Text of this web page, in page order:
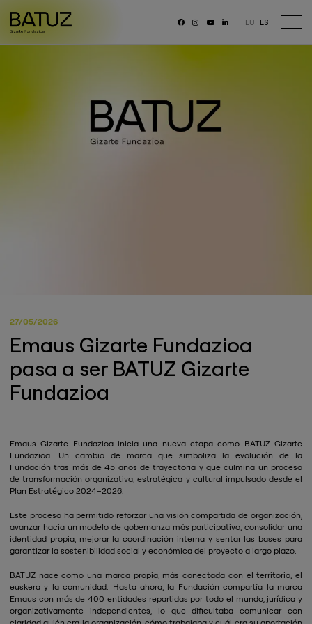
Misión, Visión, Principios
Portal de transparencia
EU ES
27/05/2026
Emaus Gizarte Fundazioa
pasa a ser BATUZ Gizarte
Fundazioa
Emaus Gizarte Fundazioa inicia una nueva etapa como BATUZ Gizarte
Fundazioa. Un cambio de marca que simboliza la evolución de la
Fundación tras más de 45 años de trayectoria y que culmina un proceso
de transformación organizativa, estratégica y cultural impulsado desde el
Plan Estratégico 2024–2026.
Este proceso ha permitido reforzar una visión compartida de organización,
avanzar hacia un modelo de gobernanza más participativo, consolidar una
identidad propia, mejorar la coordinación interna y sentar las bases para
garantizar la sostenibilidad social y económica del proyecto a largo plazo.
BATUZ nace como una marca propia, más conectada con el territorio, el
euskera y la comunidad. Hasta ahora, la Fundación compartía la marca
Emaus con más de 400 entidades repartidas por todo el mundo, jurídica y
organizativamente independientes, lo que dificultaba comunicar con